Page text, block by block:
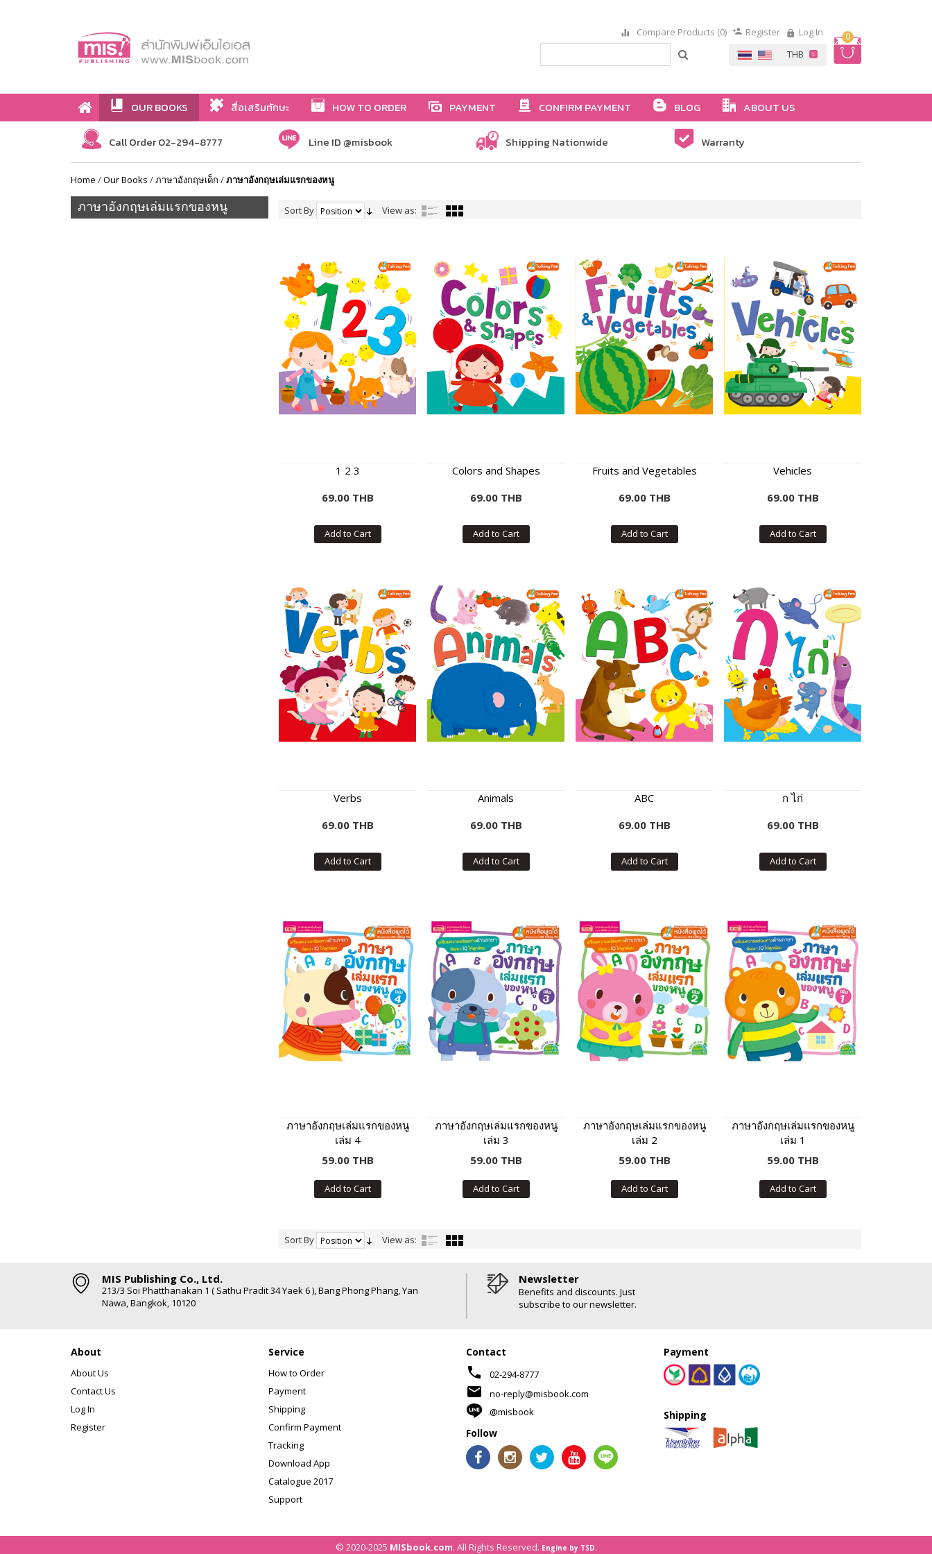
0
Compare Products (0) Register Log In
OUR BOOKS สื่อเสริมทักษะ HOW TO ORDER PAYMENT CONFIRM PAYMENT BLOG ABOUT US
Call Order 02-294-8777 Line ID @misbook Shipping Nationwide Warranty
Home /Our Books /ภาษาอังกฤษเด็ก /ภาษาอังกฤษเล่มแรกของหนู
ภาษาอังกฤษเล่มแรกของหนู Sort By View as:
1 2 3
69.00 THB
Add to Cart
Colors and Shapes
69.00 THB
Add to Cart
Fruits and Vegetables
69.00 THB
Add to Cart
Vehicles
69.00 THB
Add to Cart
Verbs
69.00 THB
Add to Cart
Animals
69.00 THB
Add to Cart
ABC
69.00 THB
Add to Cart
ก ไก่
69.00 THB
Add to Cart
ภาษาอังกฤษเล่มแรกของหนู
เล่ม 4
59.00 THB
Add to Cart
ภาษาอังกฤษเล่มแรกของหนู
เล่ม 3
59.00 THB
Add to Cart
ภาษาอังกฤษเล่มแรกของหนู
เล่ม 2
59.00 THB
Add to Cart
ภาษาอังกฤษเล่มแรกของหนู
เล่ม 1
59.00 THB
Add to Cart
Sort By View as:
MIS Publishing Co., Ltd.
213/3 Soi Phatthanakan 1 ( Sathu Pradit 34 Yaek 6 ), Bang Phong Phang, Yan
Nawa, Bangkok, 10120
Newsletter
Benefits and discounts. Just
subscribe to our newsletter.
About
About Us
Contact Us
Log In
Register
Service
How to Order
Payment
Shipping
Confirm Payment
Tracking
Download App
Catalogue 2017
Support
Contact
phone 02-294-8777
mail
no-reply@misbook.com
@misbook
Follow
Payment
Shipping
© 2020-2025 MISbook.com. All Rights Reserved. Engine by TSD.